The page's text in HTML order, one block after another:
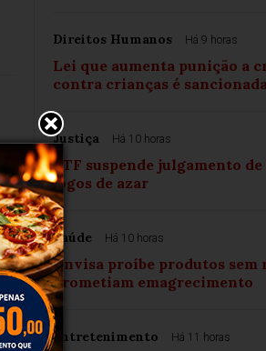
Direitos Humanos Há 9 horas
Lei que aumenta punição a
contra crianças é
Justiça Há 10 horas
STF suspende julgamento
jogos de azar
Saúde Há 10 horas
Anvisa proíbe produtos sem
prometiam emagrecimento
Entretenimento Há 11 horas